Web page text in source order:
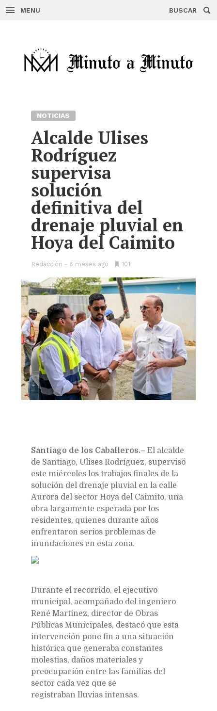
MENU BUSCAR
NOTICIAS
Alcalde Ulises
Rodríguez
supervisa
solución
definitiva del
drenaje pluvial en
Hoya del Caimito
Redacción 6 meses ago
•101
Santiago de los Caballeros.– El alcalde
de Santiago, Ulises Rodríguez, supervisó
este miércoles los trabajos finales de la
solución del drenaje pluvial en la calle
Aurora del sector Hoya del Caimito, una
obra largamente esperada por los
residentes, quienes durante años
enfrentaron serios problemas de
inundaciones en esta zona.
Durante el recorrido, el ejecutivo
municipal, acompañado del ingeniero
René Martínez, director de Obras
Públicas Municipales, destacó que esta
intervención pone fin a una situación
histórica que generaba constantes
molestias, daños materiales y
preocupación entre las familias del
sector cada vez que se
registraban lluvias intensas.